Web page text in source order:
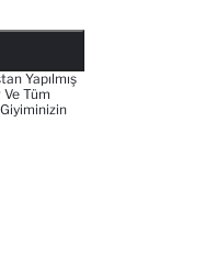
Yapılmış
Tüm